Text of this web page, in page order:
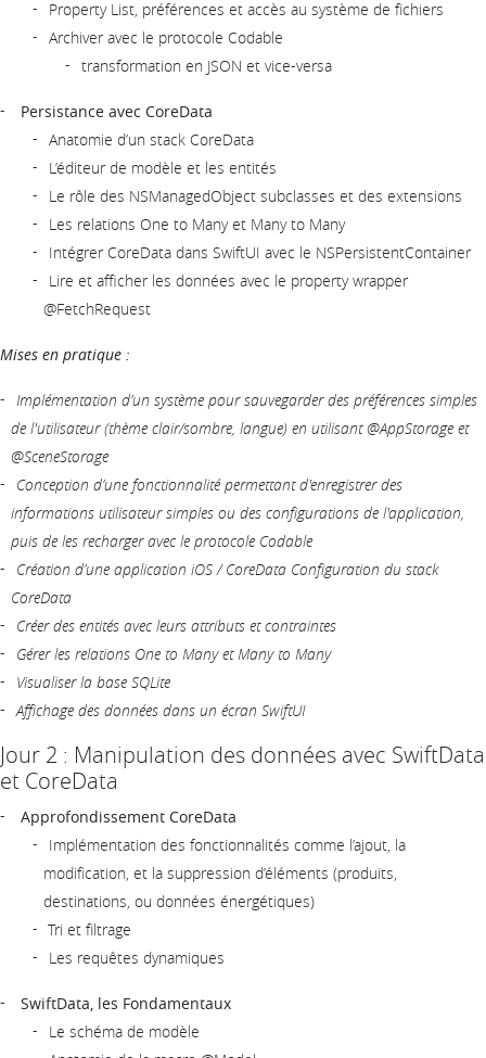
Property List, préférences et accès au système de fichiers
Archiver avec le protocole Codable
transformation en JSON et vice-versa
Persistance avec CoreData
Anatomie d’un stack CoreData
L’éditeur de modèle et les entités
Le rôle des NSManagedObject subclasses et des extensions
Les relations One to Many et Many to Many
Intégrer CoreData dans SwiftUI avec le NSPersistentContainer
Lire et afficher les données avec le property wrapper
@FetchRequest
Mises en pratique :
Implémentation d’un système pour sauvegarder des préférences simples
de l'utilisateur (thème clair/sombre, langue) en utilisant @AppStorage et
@SceneStorage
Conception d’une fonctionnalité permettant d'enregistrer des
informations utilisateur simples ou des configurations de l'application,
puis de les recharger avec le protocole Codable
Création d’une application iOS / CoreData Configuration du stack
CoreData
Créer des entités avec leurs attributs et contraintes
Gérer les relations One to Many et Many to Many
Visualiser la base SQLite
Affichage des données dans un écran SwiftUI
Jour 2 : Manipulation des données avec SwiftData
et CoreData
Approfondissement CoreData
Implémentation des fonctionnalités comme l’ajout, la
modification, et la suppression d’éléments (produits,
destinations, ou données énergétiques)
Tri et filtrage
Les requêtes dynamiques
SwiftData, les Fondamentaux
Le schéma de modèle